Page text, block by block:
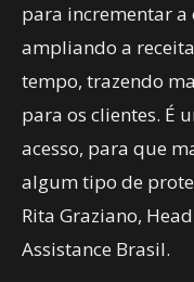
para incrementar
ampliando a
tempo, trazendo
para os clientes. É
acesso, para que
algum tipo de
Rita Graziano,
Assistance Brasil.